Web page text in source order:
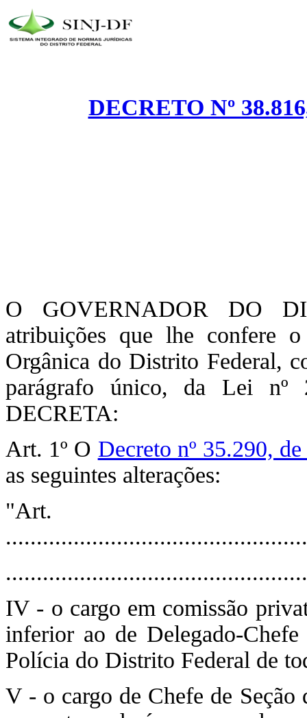
DECRETO Nº
O GOVERNADOR DO
atribuições que lhe
Orgânica do Distrito Federal,
parágrafo único, da Lei
DECRETA:
Art. 1º O Decreto nº 35.290,
as seguintes alterações:
IV - o cargo em comissão
inferior ao de Delegado-
Polícia do Distrito Federal de
V - o cargo de Chefe de